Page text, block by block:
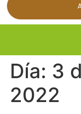
Día: 3
2022